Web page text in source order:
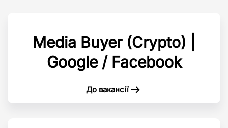
Media Buyer (Crypto) |
Google / Facebook
До вакансії